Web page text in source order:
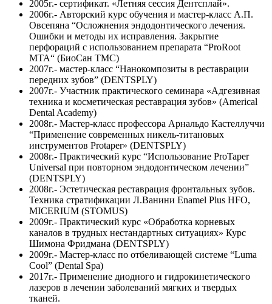
2005г.- сертификат. «Летняя сессия Дентсплай».
2006г.- Авторский курс обучения и мастер-класс А.П.
Овсепяна “Осложнения эндодонтического лечения.
Ошибки и методы их исправления. Закрытие
перфораций с использованием препарата “ProRoot
MTA“ (БиоСан ТМС)
2007г.- мастер-класс “Нанокомпозиты в реставрации
передних зубов” (DENTSPLY)
2007г.- Участник практического семинара «Адгезивная
техника и косметическая реставрация зубов» (Americal
Dental Academy)
2008г.- Мастер-класс профессора Арнальдо Кастеллуччи
“Применение современных никель-титановых
инструментов Protaper» (DENTSPLY)
2008г.- Практический курс “Использование ProTaper
Universal при повторном эндодонтическом лечении”
(DENTSPLY)
2008г.- Эстетическая реставрация фронтальных зубов.
Техника стратификации Л.Ванини Enamel Plus HFO,
MICERIUM (STOMUS)
2009г.- Практический курс «Обработка корневых
каналов в трудных нестандартных ситуациях» Курс
Шимона Фридмана (DENTSPLY)
2009г.- Мастер-класс по отбеливающей системе “Luma
Cool” (Dental Spa)
2017г.- Применение диодного и гидрокинетического
лазеров в лечении заболеваний мягких и твердых
тканей.